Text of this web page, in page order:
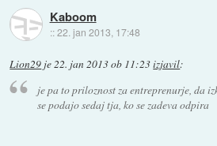
Kaboom
::22. jan 2013, 17:48
Lion29 je22. jan 2013 ob 11:23izjavil:
je pa to priloznost za entreprenurje, da
se podajo sedaj tja, ko se zadeva odpira